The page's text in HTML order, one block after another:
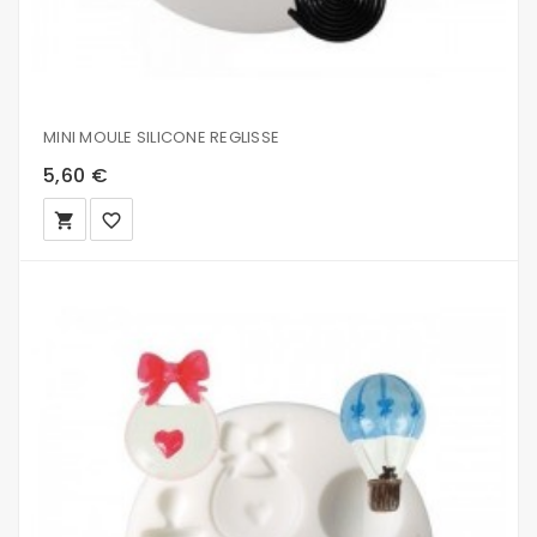
MINI MOULE SILICONE REGLISSE
5,60 €
local_grocery_store favorite_border